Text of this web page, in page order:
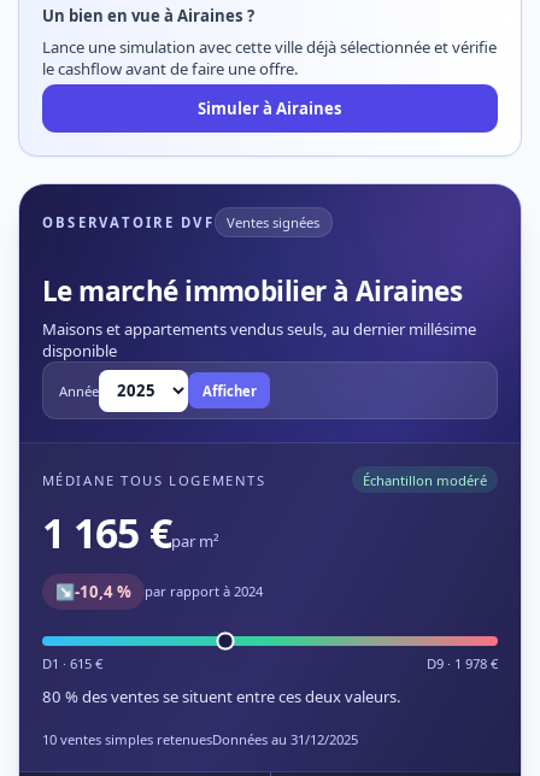
Un bien en vue à Airaines ?
Lance une simulation avec cette ville déjà sélectionnée et vérifie
le cashflow avant de faire une offre.
Simuler à Airaines
OBSERVATOIRE DVF Ventes signées
Le marché immobilier à Airaines
Maisons et appartements vendus seuls, au dernier millésime
disponible
Année Afficher
MÉDIANE TOUS LOGEMENTS Échantillon modéré
1 165 €par m²
↘-10,4 % par rapport à 2024
D1 · 615 € D9 · 1 978 €
80 % des ventes se situent entre ces deux valeurs.
10 ventes simples retenuesDonnées au 31/12/2025